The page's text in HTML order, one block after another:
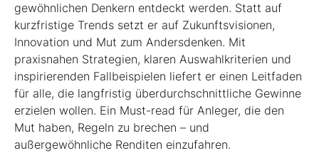
gewöhnlichen Denkern entdeckt werden. Statt auf
kurzfristige Trends setzt er auf Zukunftsvisionen,
Innovation und Mut zum Andersdenken. Mit
praxisnahen Strategien, klaren Auswahlkriterien und
inspirierenden Fallbeispielen liefert er einen Leit­faden
für alle, die langfristig überdurchschnittliche Gewinne
erzielen wollen. Ein Must-read für Anleger, die den
Mut haben, Regeln zu brechen – und
außergewöhnliche Renditen einzufahren.